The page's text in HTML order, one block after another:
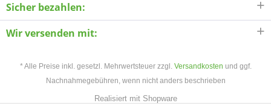
Sicher bezahlen:
Wir versenden mit:
* Alle Preise inkl. gesetzl. Mehrwertsteuer zzgl. Versandkosten und ggf.
Nachnahmegebühren, wenn nicht anders beschrieben
Realisiert mit Shopware